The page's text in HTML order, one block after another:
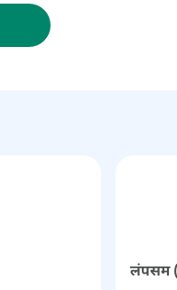
लंपसम